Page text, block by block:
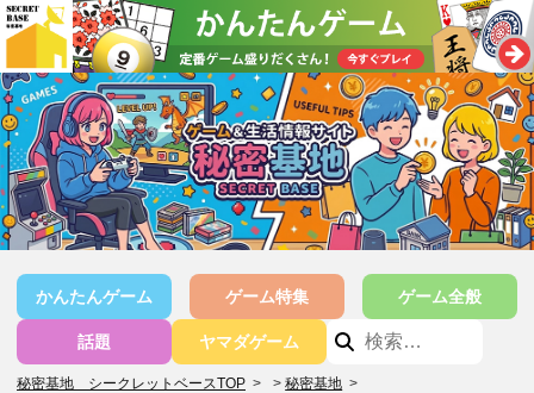
かんたんゲーム ゲーム特集 ゲーム全般
話題 ヤマダゲーム
秘密基地 シークレットベースTOP > 秘密基地 >